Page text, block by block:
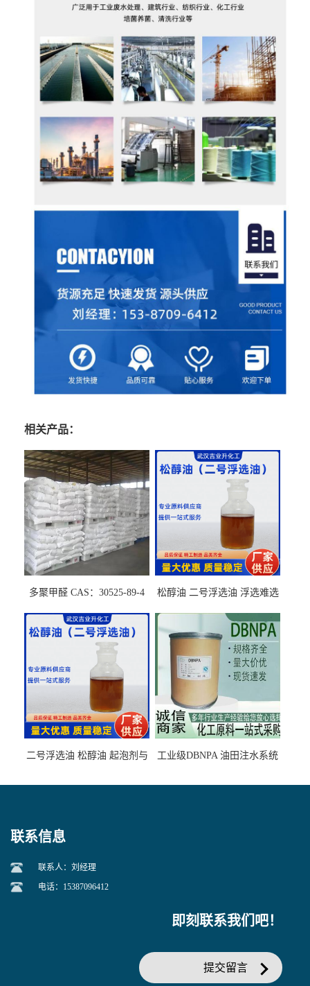
相关产品：
多聚甲醛 CAS：30525-89-4
松醇油 二号浮选油 浮选难选
石墨矿
二号浮选油 松醇油 起泡剂与
工业级DBNPA 油田注水系统
联系信息
联系人：刘经理
电话：15387096412
即刻联系我们吧！
提交留言